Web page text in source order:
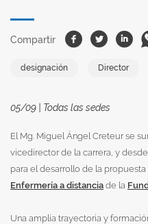
Compartir
designación Director
05/09 | Todas las sedes
El Mg. Miguel Ángel Creteur se
vicedirector de la carrera, y
para el desarrollo de la
Enfermería a distancia de la
Una amplia trayectoria y